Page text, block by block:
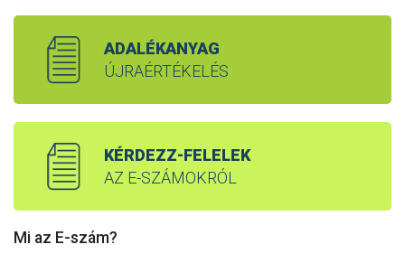
ADALÉKANYAG
ÚJRAÉRTÉKELÉS
KÉRDEZZ-FELELEK
AZ E-SZÁMOKRÓL
Mi az E-szám?